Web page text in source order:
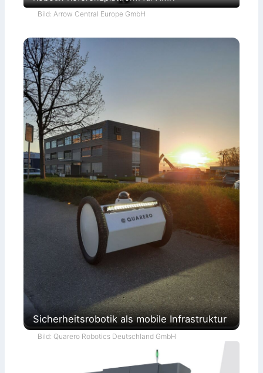
Bild: Arrow Central Europe GmbH
Sicherheitsrobotik als mobile Infrastruktur
Bild: Quarero Robotics Deutschland GmbH